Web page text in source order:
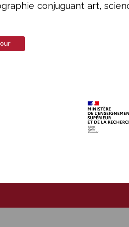
conjuguant art,